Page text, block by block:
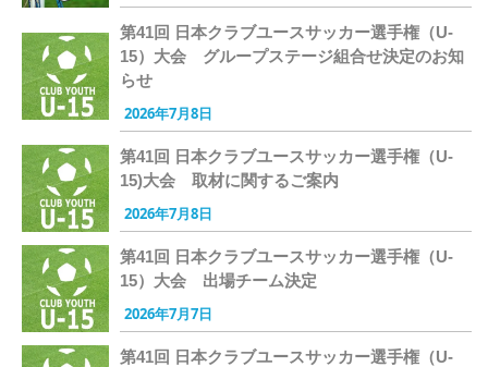
第41回 日本クラブユースサッカー選手権（U-
15）大会 グループステージ組合せ決定のお知
らせ
2026年7月8日
第41回 日本クラブユースサッカー選手権（U-
15)大会 取材に関するご案内
2026年7月8日
第41回 日本クラブユースサッカー選手権（U-
15）大会 出場チーム決定
2026年7月7日
第41回 日本クラブユースサッカー選手権（U-